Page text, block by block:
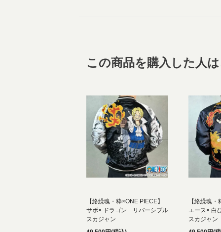
この商品を購入した人は
【絡繰魂・粋×ONE PIECE】
サボ× ドラゴン リバーシブル
スカジャン
【絡繰魂
エース× 白
スカジャン